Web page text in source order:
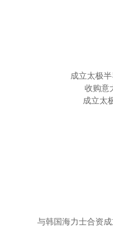
成立太极
收购意
成立太
与韩国海力士合资